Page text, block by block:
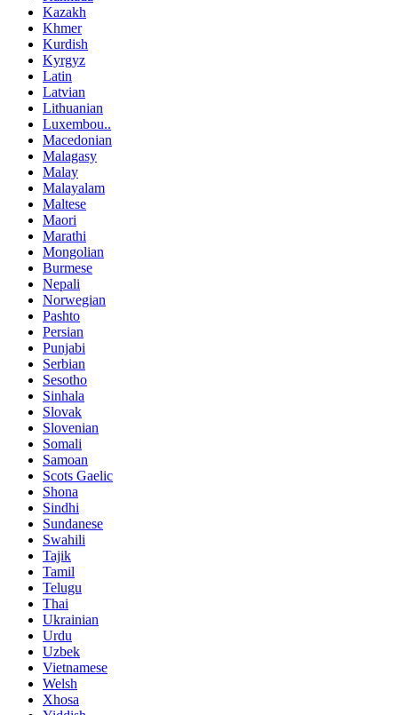
Kazakh
Khmer
Kurdish
Kyrgyz
Latin
Latvian
Lithuanian
Luxembou..
Macedonian
Malagasy
Malay
Malayalam
Maltese
Maori
Marathi
Mongolian
Burmese
Nepali
Norwegian
Pashto
Persian
Punjabi
Serbian
Sesotho
Sinhala
Slovak
Slovenian
Somali
Samoan
Scots Gaelic
Shona
Sindhi
Sundanese
Swahili
Tajik
Tamil
Telugu
Thai
Ukrainian
Urdu
Uzbek
Vietnamese
Welsh
Xhosa